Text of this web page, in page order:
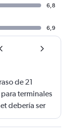
6,8
6,9
de 21
terminales
debería ser